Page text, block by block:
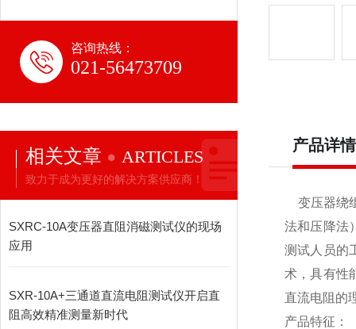
咨询热线：
021-56473709
相关文章 ARTICLES
致力于成为更好的解决方案供应商！
SXRC-10A变压器直阻消磁测试仪的现场
应用
SXR-10A+三通道直流电阻测试仪开启直
阻高效精准测量新时代
产品详情
变压器绕
法和压降法
测试人员的
术，具有性
直流电阻的
产品特征：